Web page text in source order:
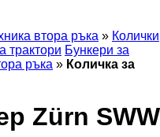
втора ръка » Колички
трактори Бункери за
ръка » Количка за
Zürn SWW